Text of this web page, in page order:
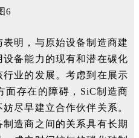
6
明，与原始设备制造商建
备能力的现有和潜在碳化
业的发展。考虑到在展示
面存在的障碍，SiC制造商
尽早建立合作伙伴关系。
造商之间的关系具有长期